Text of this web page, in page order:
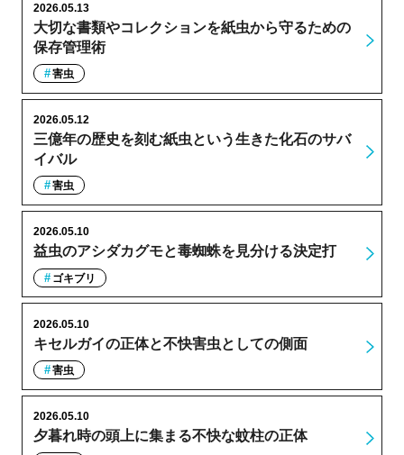
大切な書類やコレクションを紙虫から守るための
保存管理術
2026.05.13
害虫
三億年の歴史を刻む紙虫という生きた化石のサバ
イバル
2026.05.12
害虫
益虫のアシダカグモと毒蜘蛛を見分ける決定打
2026.05.10
ゴキブリ
キセルガイの正体と不快害虫としての側面
2026.05.10
害虫
夕暮れ時の頭上に集まる不快な蚊柱の正体
2026.05.10